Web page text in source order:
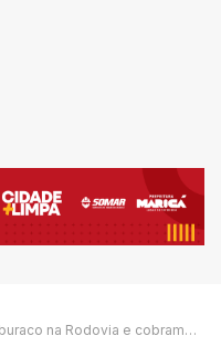
providências do DER-RJ em Varzea das Moças